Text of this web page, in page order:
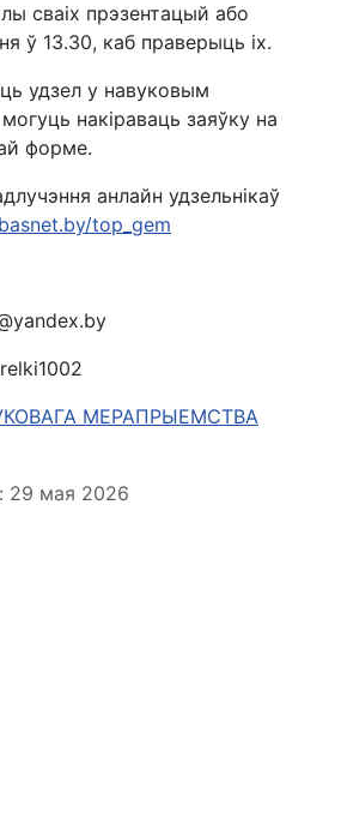
сваіх прэзентацый або
ў 13.30, каб праверыць іх.
удзел у навуковым
накіраваць заяўку на
форме.
анлайн удзельнікаў
top_gem
МЕРАПРЫЕМСТВА
29 мая 2026